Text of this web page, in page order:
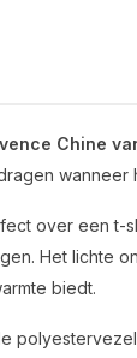
Chine
over een t-
Het lichte
biedt.